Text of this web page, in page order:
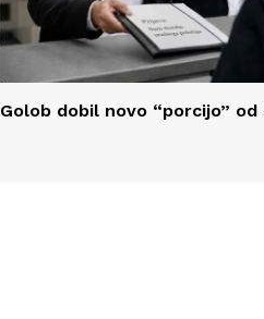
Golob dobil novo “porcijo” od